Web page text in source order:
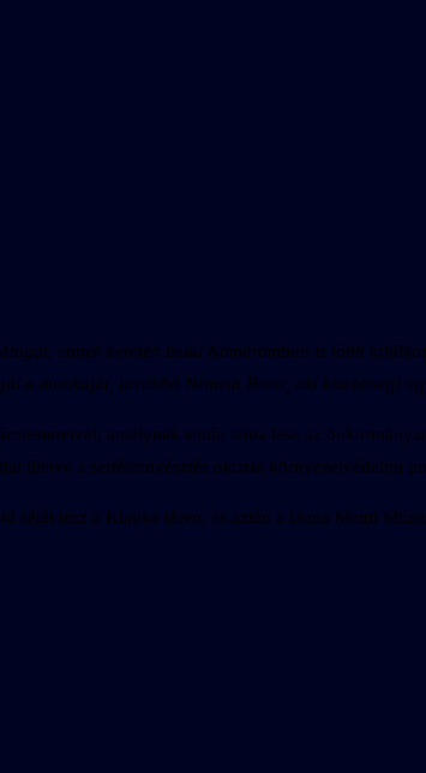
ennek keretén belül Komáromban is több
a munkáját, továbbá Németh Ilona, aki kisebbségi
amelynek során téma lesz az
illetve a sertéstenyésztés okozta környezetvédelmi
sétát tesz a Klapka téren, és aztán a Duna Menti